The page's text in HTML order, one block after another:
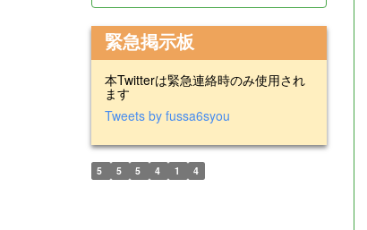
緊急掲示板
本Twitterは緊急連絡時のみ使用され
ます
Tweets by fussa6syou
5 5 5 4 1 4